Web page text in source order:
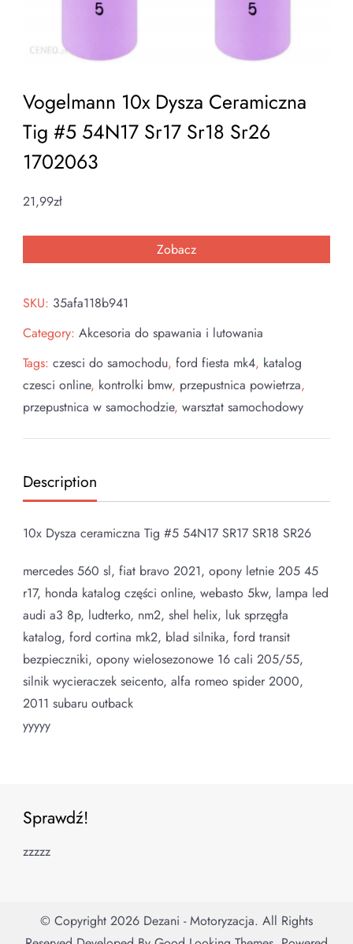
Vogelmann 10x Dysza Ceramiczna
Tig #5 54N17 Sr17 Sr18 Sr26
1702063
21,99zł
Zobacz
SKU: 35afa118b941
Category: Akcesoria do spawania i lutowania
Tags: czesci do samochodu, ford fiesta mk4, katalog
czesci online, kontrolki bmw, przepustnica powietrza,
przepustnica w samochodzie, warsztat samochodowy
Description
10x Dysza ceramiczna Tig #5 54N17 SR17 SR18 SR26
mercedes 560 sl, fiat bravo 2021, opony letnie 205 45
r17, honda katalog części online, webasto 5kw, lampa led
audi a3 8p, ludterko, nm2, shel helix, luk sprzęgła
katalog, ford cortina mk2, blad silnika, ford transit
bezpieczniki, opony wielosezonowe 16 cali 205/55,
silnik wycieraczek seicento, alfa romeo spider 2000,
2011 subaru outback
yyyyy
Sprawdź!
zzzzz
© Copyright 2026 Dezani - Motoryzacja. All Rights